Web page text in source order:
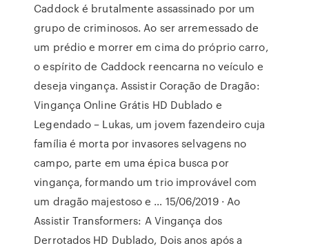
Caddock é brutalmente assassinado por um
grupo de criminosos. Ao ser arremessado de
um prédio e morrer em cima do próprio carro,
o espírito de Caddock reencarna no veículo e
deseja vingança. Assistir Coração de Dragão:
Vingança Online Grátis HD Dublado e
Legendado – Lukas, um jovem fazendeiro cuja
família é morta por invasores selvagens no
campo, parte em uma épica busca por
vingança, formando um trio improvável com
um dragão majestoso e … 15/06/2019 · Ao
Assistir Transformers: A Vingança dos
Derrotados HD Dublado, Dois anos após a